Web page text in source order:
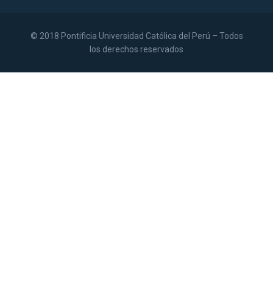
© 2018 Pontificia Universidad Católica del Perú – Todos
los derechos reservados